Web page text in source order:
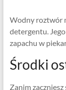
Wodny roztwór
detergentu.
zapachu w
Środki
Zanim